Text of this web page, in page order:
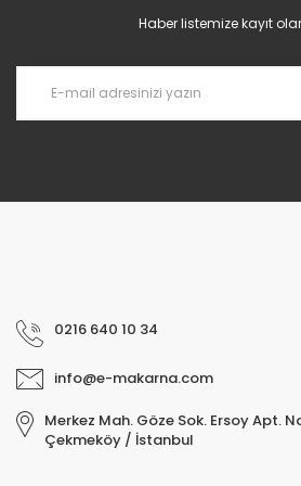
Ürün fiyatı diğer sitelerden daha pahalı.
Haber listemize kayıt
0216 640 10 34
info@e-makarna.com
Merkez Mah. Göze Sok. Ersoy Apt.
Çekmeköy / İstanbul